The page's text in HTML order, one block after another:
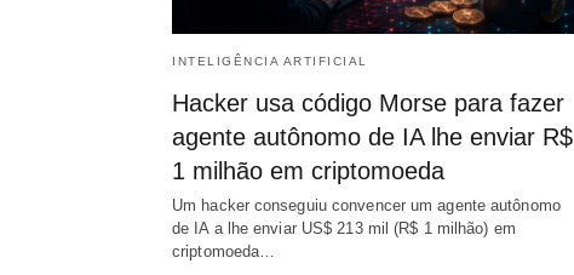
INTELIGÊNCIA ARTIFICIAL
Hacker usa código Morse para fazer
agente autônomo de IA lhe enviar R$
1 milhão em criptomoeda
Um hacker conseguiu convencer um agente autônomo
de IA a lhe enviar US$ 213 mil (R$ 1 milhão) em
criptomoeda…